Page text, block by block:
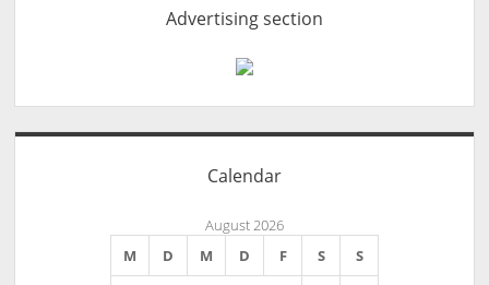
Advertising section
Calendar
August 2026
M
D M D F S S